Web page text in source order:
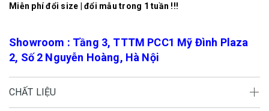
Miễn phí đổi size | đổi mẫu trong 1 tuần !!!
Showroom : Tầng 3, TTTM PCC1 Mỹ Đình Plaza
2, Số 2 Nguyễn Hoàng, Hà Nội
CHẤT LIỆU